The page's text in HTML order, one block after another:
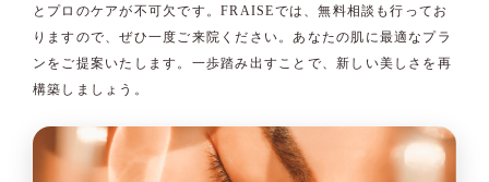
とプロのケアが不可欠です。FRAISEでは、無料相談も行ってお
りますので、ぜひ一度ご来院ください。あなたの肌に最適なプラ
ンをご提案いたします。一歩踏み出すことで、新しい美しさを再
構築しましょう。